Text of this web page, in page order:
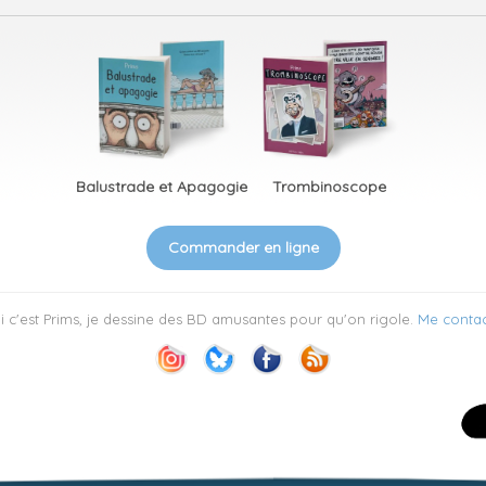
Balustrade et Apagogie Trombinoscope
Commander en ligne
c'est Prims, je dessine des BD amusantes pour qu'on rigole. Me